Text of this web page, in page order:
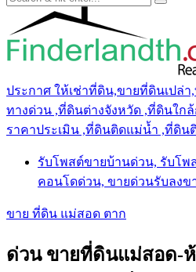
ประกาศ ให้เช่าที่ดิน,ขายที่ดินเปล่
ทางด่วน ,ที่ดินต่างจังหวัด ,ที่ดินใก
ราคาประเมิน ,ที่ดินติดแม่น้ำ ,ที่ดิน
รับโพสต์ขายบ้านด่วน, รับโพ
คอนโดด่วน, ขายด่วนรับลงข
ขาย ที่ดิน แม่สอด ตาก
ด่วน ขายที่ดินแม่สอด-